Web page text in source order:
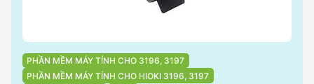
PHẦN MỀM MÁY TÍNH CHO 3196, 3197
PHẦN MỀM MÁY TÍNH CHO HIOKI 3196, 3197